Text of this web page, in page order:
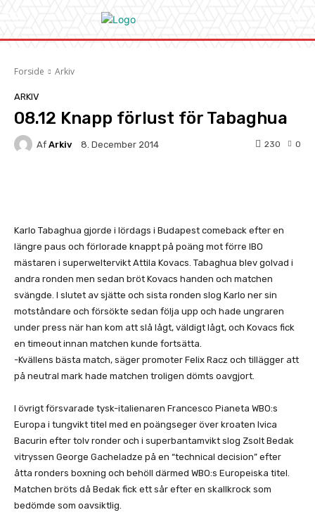
Forside Arkiv
ARKIV
08.12 Knapp förlust för Tabaghua
Af Arkiv 8. December 2014 0
230
Karlo Tabaghua gjorde i lördags i Budapest comeback efter en
längre paus och förlorade knappt på poäng mot förre IBO
mästaren i superweltervikt Attila Kovacs. Tabaghua blev golvad i
andra ronden men sedan bröt Kovacs handen och matchen
svängde. I slutet av sjätte och sista ronden slog Karlo ner sin
motståndare och försökte sedan följa upp och hade ungraren
under press när han kom att slå lågt, väldigt lågt, och Kovacs fick
en timeout innan matchen kunde fortsätta.
-Kvällens bästa match, säger promoter Felix Racz och tillägger att
på neutral mark hade matchen troligen dömts oavgjort.
I övrigt försvarade tysk-italienaren Francesco Pianeta WBO:s
Europa i tungvikt titel med en poängseger över kroaten Ivica
Bacurin efter tolv ronder och i superbantamvikt slog Zsolt Bedak
vitryssen George Gacheladze på en “technical decision” efter
åtta ronders boxning och behöll därmed WBO:s Europeiska titel.
Matchen bröts då Bedak fick ett sår efter en skallkrock som
bedömde som oavsiktlig.